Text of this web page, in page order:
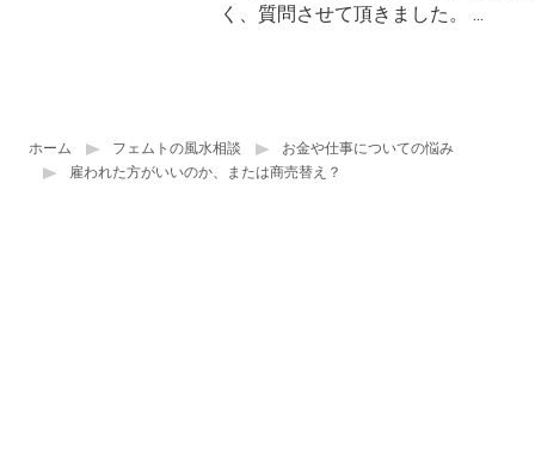
ホーム フェムトの風水相談
お金や仕事についての悩み
雇われた方がいいのか、または商売替え？
く、質問させて頂きました。 ...